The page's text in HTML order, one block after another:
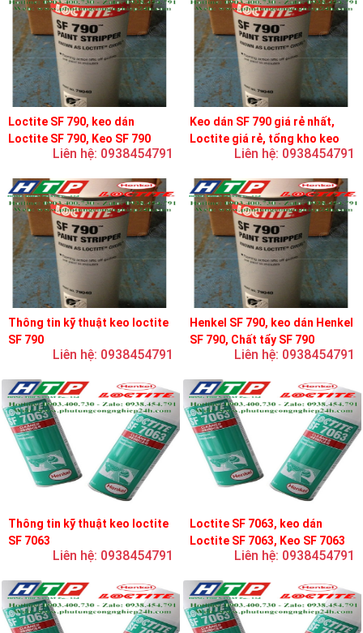
Loctite SF 790, keo dán
Loctite SF 790, Keo SF 790
Liên hệ: 0938454791
Keo dán SF 790 giá rẻ nhất,
Loctite giá rẻ, tổng kho keo
Liên hệ: 0938454791
Thông tin kỹ thuật keo loctite
SF 790
Liên hệ: 0938454791
Henkel SF 790, keo dán Henkel
SF 790, Chất tẩy SF 790
Liên hệ: 0938454791
Thông tin kỹ thuật keo loctite
SF 7063
Liên hệ: 0938454791
Loctite SF 7063, keo dán
Loctite SF 7063, Keo SF 7063
Liên hệ: 0938454791